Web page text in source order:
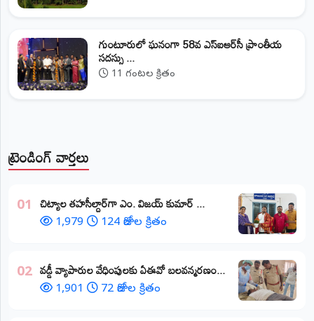
ట్రెండింగ్ వార్తలు
01 ​చిట్యాల తహసీల్దార్‌గా ఎం. విజయ్ కుమార్ ...
1,979 124 రోజుల క్రితం
02 వడ్డీ వ్యాపారుల వేధింపులకు ఏఈవో బలవన్మరణం...
1,901 72 రోజుల క్రితం
గుంటూరులో ఘనంగా 58వ ఎస్‌ఐఆర్‌సీ ప్రాంతీయ
సదస్సు ...
11 గంటల క్రితం